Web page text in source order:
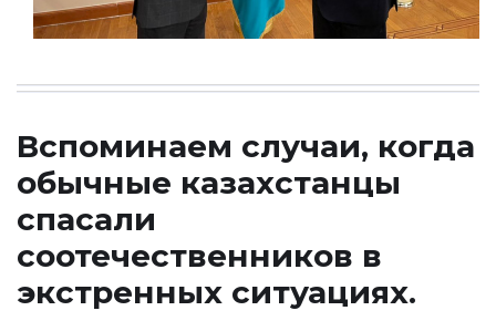
Вспоминаем случаи, когда
обычные казахстанцы
спасали
соотечественников в
экстренных ситуациях.